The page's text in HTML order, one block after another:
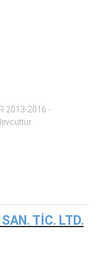
2013-2016 -
TİC. LTD.